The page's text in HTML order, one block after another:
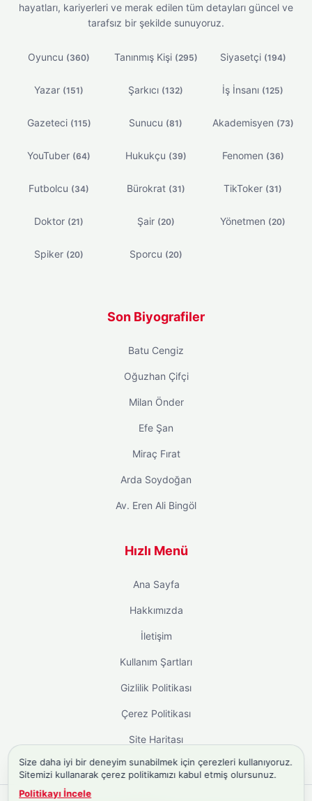
hayatları, kariyerleri ve merak edilen tüm detayları güncel ve
tarafsız bir şekilde sunuyoruz.
Oyuncu (360) Tanınmış Kişi (295) Siyasetçi (194)
Yazar (151) Şarkıcı (132) İş İnsanı (125)
Gazeteci (115) Sunucu (81) Akademisyen (73)
YouTuber (64) Hukukçu (39) Fenomen (36)
Futbolcu (34) Bürokrat (31) TikToker (31)
Doktor (21) Şair (20) Yönetmen (20)
Spiker (20) Sporcu (20)
Son Biyografiler
Batu Cengiz
Oğuzhan Çifçi
Milan Önder
Efe Şan
Miraç Fırat
Arda Soydoğan
Av. Eren Ali Bingöl
Hızlı Menü
Ana Sayfa
Hakkımızda
İletişim
Kullanım Şartları
Gizlilik Politikası
Çerez Politikası
Site Haritası
Size daha iyi bir deneyim sunabilmek için çerezleri kullanıyoruz.
Sitemizi kullanarak çerez politikamızı kabul etmiş olursunuz.
Politikayı İncele